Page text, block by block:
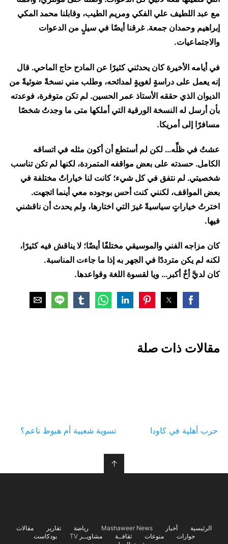
مع عبد اللطيف علي الفكي ومريم الطيب، وقابلنا محمد المكي
إبراهيم وحمدان جمعة. غرقنا أيضًا في سيلٍ من الدعوات
والاجتماعيات.
في أيامه الأخيرة كان يحدثني كثيرًا عن المادح حاج الماحي. قال
إنه يعمل على دراسةٍ لغويةٍ لمدائحه، وطلب مني نسخةً ضوئيةً من
الديوان الذي حققه الأستاذ عمر الحسين. لم تكن متوفرة، فوعدته
بأن أرسل له النسخة الورقية التي أملكها متى ما وجدتُ شخصًا
مسافرًا إلى أمريكا.
عشتُ في ظلِّه… لكن لم أستطع أن أكون مثله في اتساقه
الكامل. حسدته على بعض مواقفه المتمردة، لكنها لم تكن تناسب
شخصيتي. لم نتفق في كل شيء؛ كانت لنا خياراتٌ مختلفة في
بعض المواقف، لكنني كنت أحس بوجوده معي أينما اتجهت.
اخترتُ خياراتٍ سياسيةً غيرَ التي اختارها، ولم يحدث أن ناقشني
فيها.
كان مزاجه الفني والموسيقي مختلفًا أيضًا؛ لا يناقش فيه كثيرًا،
لكنه لم يكن مترددًا في الجهر به إذا ما جاءت المناسبة.
كان لديَّ أخٌ أكبر… ويا لقسوة اللغة وقواعدها.
مقالات ذات صلة
حرب أهلية في كاودا تسوية شعبية أم هبوط ناعم؟
↑
الرئيسية أخبار Mashaweer News رياضة تقارير
مقالات
حوارات
منوعات ثقافــة مشاويــر TV
بودكاست